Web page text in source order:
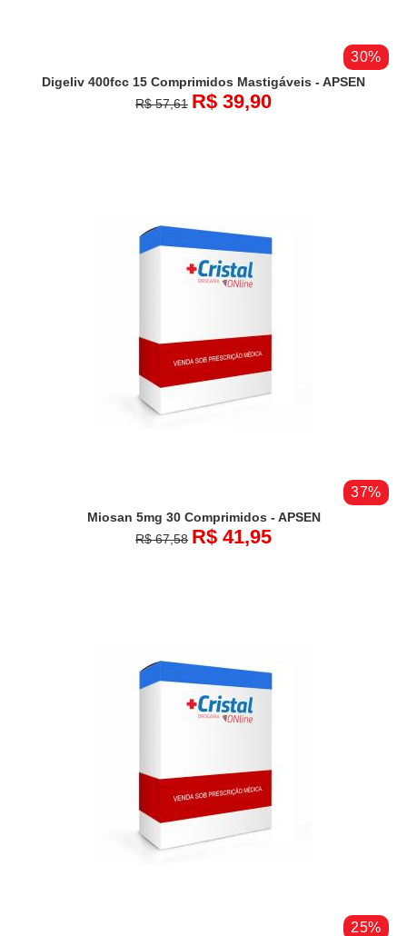
30%
Digeliv 400fcc 15 Comprimidos Mastigáveis - APSEN
R$ 57,61 R$ 39,90
37%
Miosan 5mg 30 Comprimidos - APSEN
R$ 67,58 R$ 41,95
25%